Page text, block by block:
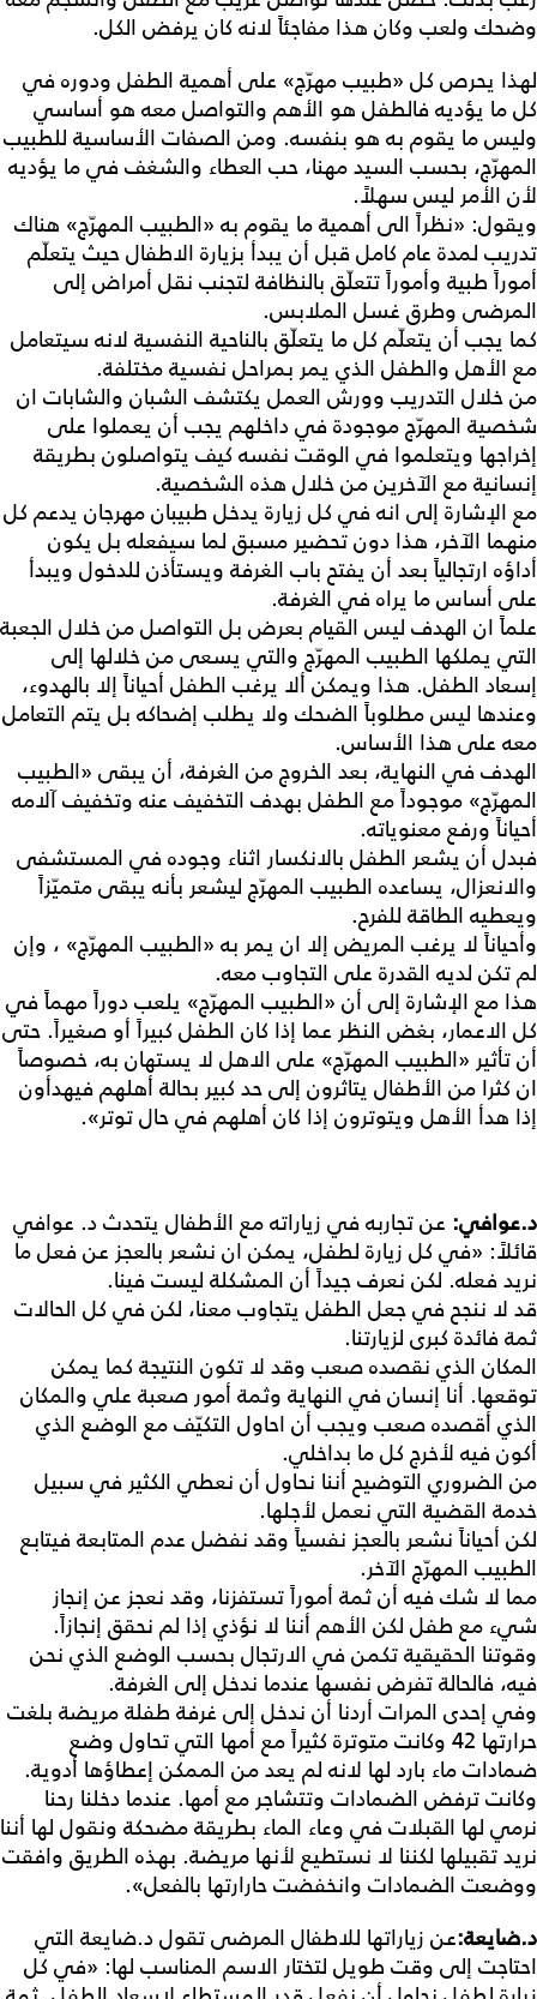
وضحك ولعب وكان هذا مفاجئاً لانه كان يرفض الكل.
لهذا يحرص كل «طبيب مهرّج» على أهمية الطفل ودوره في
كل ما يؤديه فالطفل هو الأهم والتواصل معه هو أساسي
وليس ما يقوم به هو بنفسه. ومن الصفات الأساسية للطبيب
المهرّج، بحسب السيد مهنا، حب العطاء والشغف في ما يؤديه
لأن الأمر ليس سهلاً.
ويقول: «نظراً الى أهمية ما يقوم به «الطبيب المهرّج» هناك
تدريب لمدة عام كامل قبل أن يبدأ بزيارة الاطفال حيث يتعلّم
أموراً طبية وأموراً تتعلّق بالنظافة لتجنب نقل أمراض إلى
المرضى وطرق غسل الملابس.
كما يجب أن يتعلّم كل ما يتعلّق بالناحية النفسية لانه سيتعامل
مع الأهل والطفل الذي يمر بمراحل نفسية مختلفة.
من خلال التدريب وورش العمل يكتشف الشبان والشابات ان
شخصية المهرّج موجودة في داخلهم يجب أن يعملوا على
إخراجها ويتعلموا في الوقت نفسه كيف يتواصلون بطريقة
إنسانية مع الآخرين من خلال هذه الشخصية.
مع الإشارة إلى انه في كل زيارة يدخل طبيبان مهرجان يدعم كل
منهما الآخر، هذا دون تحضير مسبق لما سيفعله بل يكون
أداؤه ارتجالياً بعد أن يفتح باب الغرفة ويستأذن للدخول ويبدأ
على أساس ما يراه في الغرفة.
علماً ان الهدف ليس القيام بعرض بل التواصل من خلال الجعبة
التي يملكها الطبيب المهرّج والتي يسعى من خلالها إلى
إسعاد الطفل. هذا ويمكن ألا يرغب الطفل أحياناً إلا بالهدوء،
وعندها ليس مطلوباً الضحك ولا يطلب إضحاكه بل يتم التعامل
معه على هذا الأساس.
الهدف في النهاية، بعد الخروج من الغرفة، أن يبقى «الطبيب
المهرّج» موجوداً مع الطفل بهدف التخفيف عنه وتخفيف آلامه
أحياناً ورفع معنوياته.
فبدل أن يشعر الطفل بالانكسار اثناء وجوده في المستشفى
والانعزال، يساعده الطبيب المهرّج ليشعر بأنه يبقى متميّزاً
ويعطيه الطاقة للفرح.
وأحياناً لا يرغب المريض إلا ان يمر به «الطبيب المهرّج» ، وإن
لم تكن لديه القدرة على التجاوب معه.
هذا مع الإشارة إلى أن «الطبيب المهرّج» يلعب دوراً مهماً في
كل الاعمار، بغض النظر عما إذا كان الطفل كبيراً أو صغيراً. حتى
أن تأثير «الطبيب المهرّج» على الاهل لا يستهان به، خصوصاً
ان كثرا من الأطفال يتاثرون إلى حد كبير بحالة أهلهم فيهدأون
إذا هدأ الأهل ويتوترون إذا كان أهلهم في حال توتر».
د.عوافي: عن تجاربه في زياراته مع الأطفال يتحدث د. عوافي
قائلاً: «في كل زيارة لطفل، يمكن ان نشعر بالعجز عن فعل ما
نريد فعله. لكن نعرف جيداً أن المشكلة ليست فينا.
قد لا ننجح في جعل الطفل يتجاوب معنا، لكن في كل الحالات
ثمة فائدة كبرى لزيارتنا.
المكان الذي نقصده صعب وقد لا تكون النتيجة كما يمكن
توقعها. أنا إنسان في النهاية وثمة أمور صعبة علي والمكان
الذي أقصده صعب ويجب أن احاول التكيّف مع الوضع الذي
أكون فيه لأخرج كل ما بداخلي.
من الضروري التوضيح أننا نحاول أن نعطي الكثير في سبيل
خدمة القضية التي نعمل لأجلها.
لكن أحياناً نشعر بالعجز نفسياً وقد نفضل عدم المتابعة فيتابع
الطبيب المهرّج الآخر.
مما لا شك فيه أن ثمة أموراً تستفزنا، وقد نعجز عن إنجاز
شيء مع طفل لكن الأهم أننا لا نؤذي إذا لم نحقق إنجازاً.
وقوتنا الحقيقية تكمن في الارتجال بحسب الوضع الذي نحن
فيه، فالحالة تفرض نفسها عندما ندخل إلى الغرفة.
وفي إحدى المرات أردنا أن ندخل إلى غرفة طفلة مريضة بلغت
حرارتها 42 وكانت متوترة كثيراً مع أمها التي تحاول وضع
ضمادات ماء بارد لها لانه لم يعد من الممكن إعطاؤها أدوية.
وكانت ترفض الضمادات وتتشاجر مع أمها. عندما دخلنا رحنا
نرمي لها القبلات في وعاء الماء بطريقة مضحكة ونقول لها أننا
نريد تقبيلها لكننا لا نستطيع لأنها مريضة. بهذه الطريق وافقت
ووضعت الضمادات وانخفضت حارارتها بالفعل».
د.ضايعة:عن زياراتها للاطفال المرضى تقول د.ضايعة التي
احتاجت إلى وقت طويل لتختار الاسم المناسب لها: «في كل